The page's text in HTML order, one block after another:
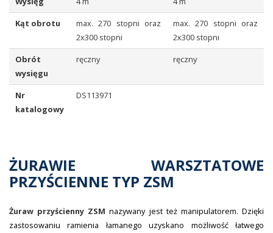
Kąt obrotu
max. 270 stopni oraz
2x300 stopni
max. 270 stopni oraz
2x300 stopni
Obrót
wysięgu
ręczny ręczny
Nr
katalogowy
DS113971
ŻURAWIE WARSZTATOWE
PRZYŚCIENNE TYP ZSM
Żuraw przyścienny ZSM nazywany jest też manipulatorem. Dzięki
zastosowaniu ramienia łamanego uzyskano możliwość łatwego